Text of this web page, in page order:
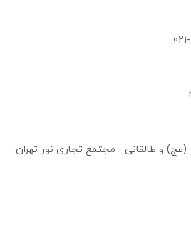
(عج) و طالقانی - مجتمع تجاری نور تهران -